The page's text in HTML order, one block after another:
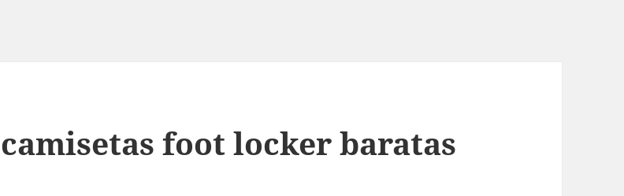
camisetas foot locker baratas